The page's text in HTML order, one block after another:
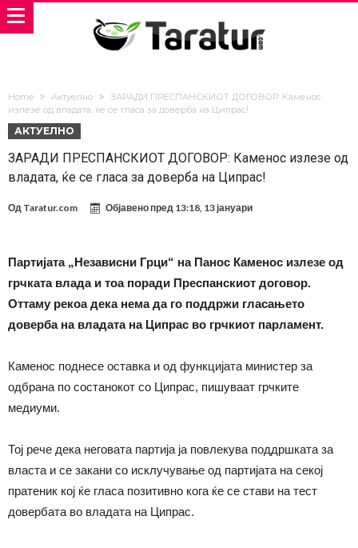
Home Актуелно
ЗАРАДИ ПРЕСПАНСКИОТ ДОГОВОР: Каменос
излезе од владата, ќе се гласа за доверба на Ципрас!
АКТУЕЛНО
ЗАРАДИ ПРЕСПАНСКИОТ ДОГОВОР: Каменос излезе од
владата, ќе се гласа за доверба на Ципрас!
Од Taratur.com Објавено пред 13:18, 13 јануари
Партијата „Независни Грци“ на Панос Каменос излезе од
грчката влада и тоа поради Преспанскиот договор.
Оттаму рекоа дека нема да го поддржи гласањето
доверба на владата на Ципрас во грчкиот парламент.
Каменос поднесе оставка и од функцијата министер за
одбрана по состанокот со Ципрас, пишуваат грчките
медиуми.
Тој рече дека неговата партија ја повлекува поддршката за
власта и се закани со исклучување од партијата на секој
пратеник кој ќе гласа позитивно кога ќе се стави на тест
довербата во владата на Ципрас.